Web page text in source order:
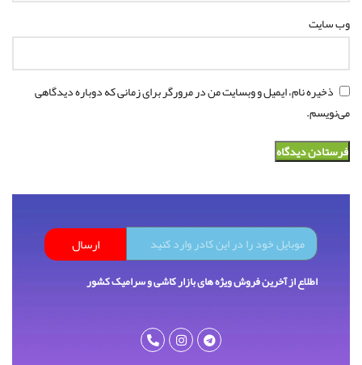
وب‌ سایت
ذخیره نام، ایمیل و وبسایت من در مرورگر برای زمانی که دوباره دیدگاهی
می‌نویسم.
ارسال
اطلاع از آخرین فروش ویژه های بازار کاشی و سرامیک کشور